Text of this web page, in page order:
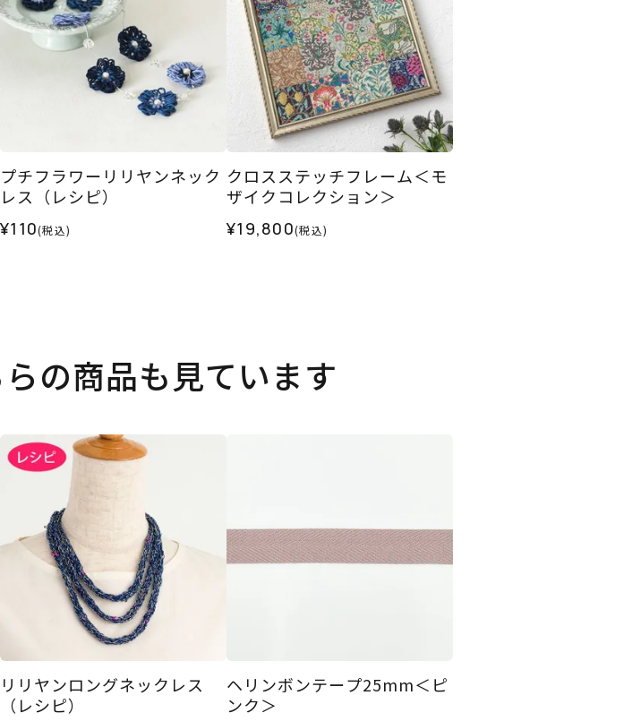
プチフラワーリリヤンネック
レス（レシピ）
¥110(税込)
クロスステッチフレーム＜モ
ザイクコレクション＞
¥19,800(税込)
の商品も見ています
リリヤンロングネックレス
（レシピ）
ヘリンボンテープ25mm＜ピ
ンク＞